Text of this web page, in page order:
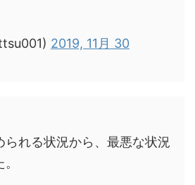
2019, 11月 30
られる状況から、最悪な状況